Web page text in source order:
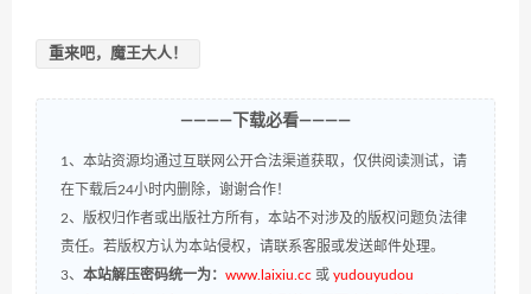
重来吧，魔王大人！
————下载必看————
1、本站资源均通过互联网公开合法渠道获取，仅供阅读测试，请
在下载后24小时内删除，谢谢合作！
2、版权归作者或出版社方所有，本站不对涉及的版权问题负法律
责任。若版权方认为本站侵权，请联系客服或发送邮件处理。
3、 本站解压密码统一为： www.laixiu.cc 或 yudouyudou